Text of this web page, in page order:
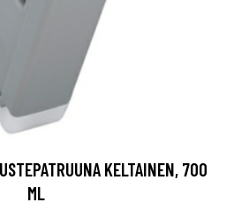
KELTAINEN, 700
ML